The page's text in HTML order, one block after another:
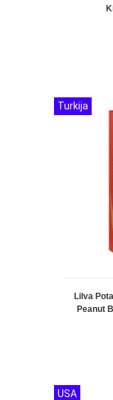
Lilva
Peanut
Turkija
USA